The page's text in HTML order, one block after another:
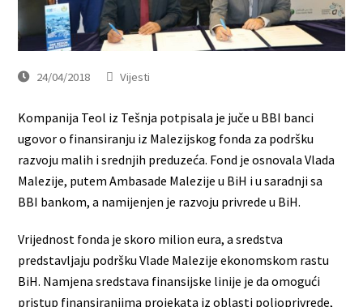
24/04/2018 Vijesti
Kompanija Teol iz Tešnja potpisala je juče u BBI banci
ugovor o finansiranju iz Malezijskog fonda za podršku
razvoju malih i srednjih preduzeća. Fond je osnovala Vlada
Malezije, putem Ambasade Malezije u BiH i u saradnji sa
BBI bankom, a namijenjen je razvoju privrede u BiH.
Vrijednost fonda je skoro milion eura, a sredstva
predstavljaju podršku Vlade Malezije ekonomskom rastu
BiH. Namjena sredstava finansijske linije je da omogući
pristup finansiranjima projekata iz oblasti poljoprivrede,